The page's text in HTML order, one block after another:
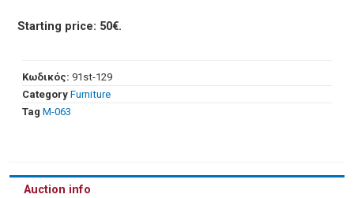
Starting price: 50€.
Κωδικός: 91st-129
Category Furniture
Tag Μ-063
Auction info